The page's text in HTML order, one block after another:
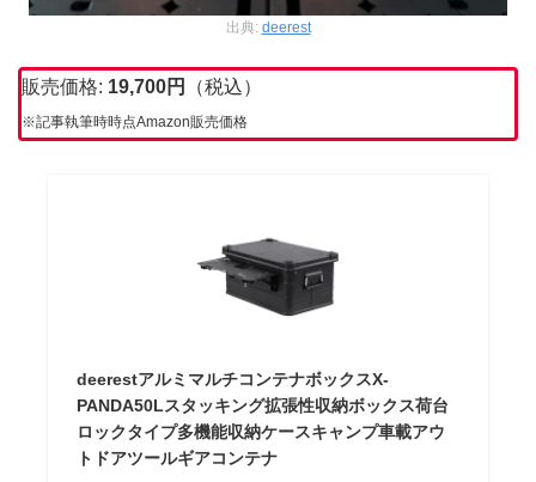
出典: deerest
販売価格: 19,700円 （税込）
※記事執筆時時点Amazon販売価格
deerestアルミマルチコンテナボックスX-
PANDA50Lスタッキング拡張性収納ボックス荷台
ロックタイプ多機能収納ケースキャンプ車載アウ
トドアツールギアコンテナ